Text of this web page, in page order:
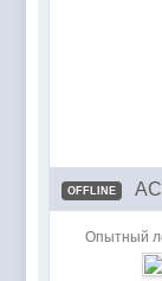
OFFLINE
Опытный